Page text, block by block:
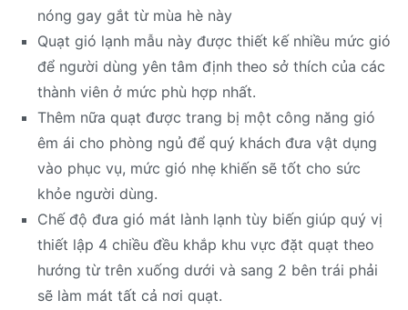
nóng gay gắt từ mùa hè này
Quạt gió lạnh mẫu này được thiết kế nhiều mức gió
để người dùng yên tâm định theo sở thích của các
thành viên ở mức phù hợp nhất.
Thêm nữa quạt được trang bị một công năng gió
êm ái cho phòng ngủ để quý khách đưa vật dụng
vào phục vụ, mức gió nhẹ khiến sẽ tốt cho sức
khỏe người dùng.
Chế độ đưa gió mát lành lạnh tùy biến giúp quý vị
thiết lập 4 chiều đều khắp khu vực đặt quạt theo
hướng từ trên xuống dưới và sang 2 bên trái phải
sẽ làm mát tất cả nơi quạt.